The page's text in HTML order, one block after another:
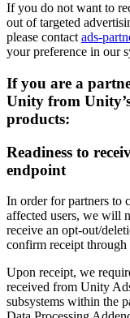
If you do not want to
out of targeted
please contact ads-
your preference in our
If you are a
Unity from
products:
Readiness to
endpoint
In order for partners to
affected users, we will
receive an opt-out/
confirm receipt through
Upon receipt, we
received from Unity
subsystems within the